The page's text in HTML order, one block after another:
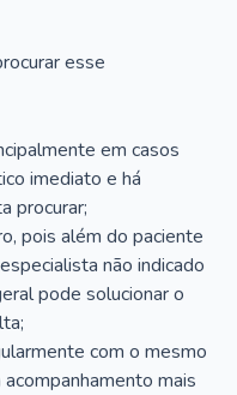
esse
em casos
imediato e há
procurar;
pois além do paciente
não indicado
pode solucionar o
com o mesmo
mais